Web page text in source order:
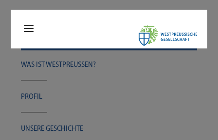
WAS IST WESTPREUSSEN?
PRO­FIL
UNSE­RE GESCHICHTE